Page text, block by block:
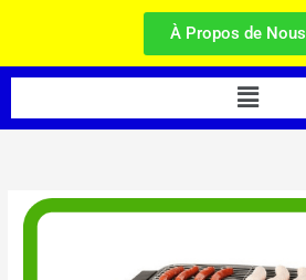
À Propos de Nous
Menu
quantité